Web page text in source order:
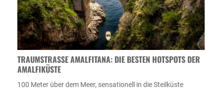
TRAUMSTRASSE AMALFITANA: DIE BESTEN HOTSPOTS DER A
MALFIKÜSTE
100 Meter über dem Meer, sensationell in die Steilküste